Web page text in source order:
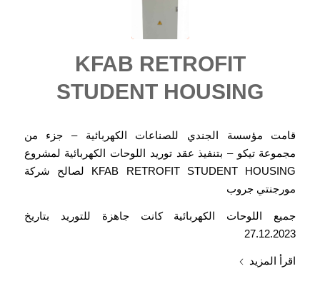
KFAB RETROFIT
STUDENT HOUSING
قامت مؤسسة الجندي للصناعات الكهربائية – جزء من
مجموعة تيكو – بتنفيذ عقد توريد اللوحات الكهربائية لمشروع
KFAB RETROFIT STUDENT HOUSING لصالح شركة
مورجنتي جروب
جميع اللوحات الكهربائية كانت جاهزة للتوريد بتاريخ
27.12.2023
اقرأ المزيد